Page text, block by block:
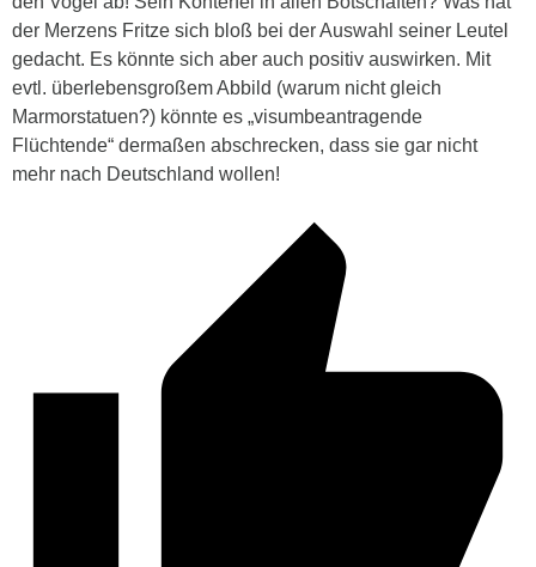
der Merzens Fritze sich bloß bei der Auswahl seiner Leutel
gedacht. Es könnte sich aber auch positiv auswirken. Mit
evtl. überlebensgroßem Abbild (warum nicht gleich
Marmorstatuen?) könnte es „visumbeantragende
Flüchtende“ dermaßen abschrecken, dass sie gar nicht
mehr nach Deutschland wollen!